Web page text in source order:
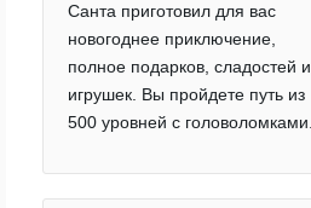
Санта приготовил для вас
новогоднее приключение,
полное подарков, сладостей и
игрушек. Вы пройдете путь из
500 уровней с головоломками.